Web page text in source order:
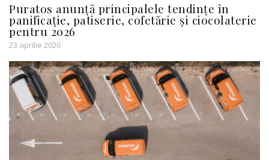
Puratos anunță principalele tendințe în
panificație, patiserie, cofetărie și ciocolaterie
pentru 2026
23 aprilie 2026